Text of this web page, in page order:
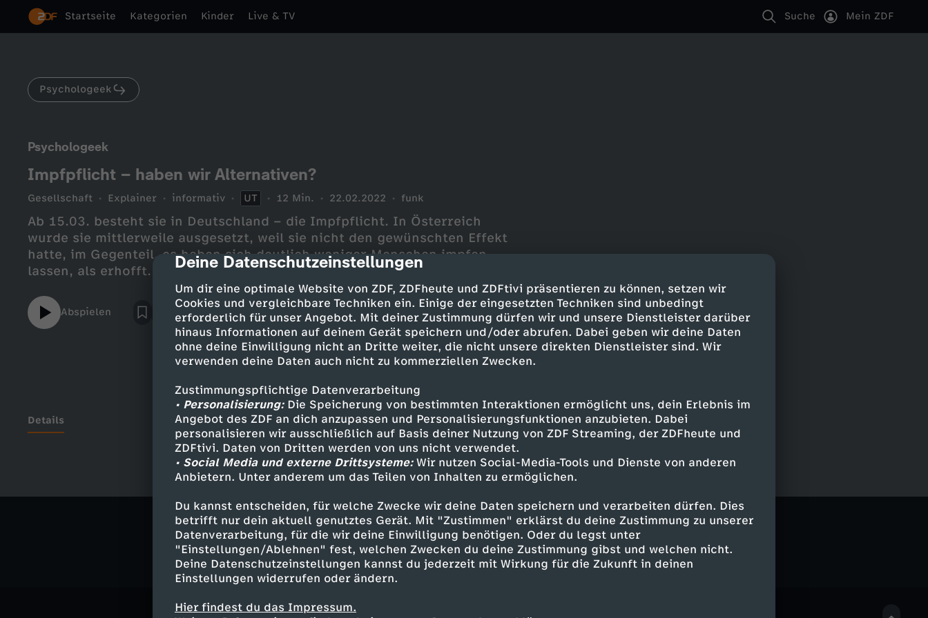
cmp-dialog-description
Deine Datenschutzeinstellungen
Um dir eine optimale Website von ZDF, ZDFheute und ZDFtivi präsentieren zu können, setzen wir
Cookies und vergleichbare Techniken ein. Einige der eingesetzten Techniken sind unbedingt
erforderlich für unser Angebot. Mit deiner Zustimmung dürfen wir und unsere Dienstleister darüber
hinaus Informationen auf deinem Gerät speichern und/oder abrufen. Dabei geben wir deine Daten
ohne deine Einwilligung nicht an Dritte weiter, die nicht unsere direkten Dienstleister sind. Wir
verwenden deine Daten auch nicht zu kommerziellen Zwecken.
Zustimmungspflichtige Datenverarbeitung
• Personalisierung:Die Speicherung von bestimmten Interaktionen ermöglicht uns, dein Erlebnis im
Angebot des ZDF an dich anzupassen und Personalisierungsfunktionen anzubieten. Dabei
personalisieren wir ausschließlich auf Basis deiner Nutzung von ZDF Streaming, der ZDFheute und
ZDFtivi. Daten von Dritten werden von uns nicht verwendet.
• Social Media und externe Drittsysteme:Wir nutzen Social-Media-Tools und Dienste von anderen
Anbietern. Unter anderem um das Teilen von Inhalten zu ermöglichen.
Du kannst entscheiden, für welche Zwecke wir deine Daten speichern und verarbeiten dürfen. Dies
betrifft nur dein aktuell genutztes Gerät. Mit "Zustimmen" erklärst du deine Zustimmung zu unserer
Datenverarbeitung, für die wir deine Einwilligung benötigen. Oder du legst unter
"Einstellungen/Ablehnen" fest, welchen Zwecken du deine Zustimmung gibst und welchen nicht.
Deine Datenschutzeinstellungen kannst du jederzeit mit Wirkung für die Zukunft in deinen
Einstellungen widerrufen oder ändern.
Hier findest du das Impressum.
Startseite Kategorien Kinder Live & TV Suche Mein ZDF
Psychologeek
Psychologeek
Impfpflicht – haben wir Alternativen?
Gesellschaft Explainer informativ UT 12 Min. 22.02.2022 funk
Ab 15.03. besteht sie in Deutschland – die Impfpflicht. In Österreich
wurde sie mittlerweile ausgesetzt, weil sie nicht den gewünschten Effekt
hatte, im Gegenteil, es haben sich deutlich weniger Menschen impfen
lassen, als erhofft. Wird die Impfpflicht also in Deutschland genauso
floppen?Pia schaut sich in ihrem neuesten Video an, welche
psychologischen Probleme mit einer (Impf-) Pflicht einhergehen und
welche Alternativen wir haben.
Abspielen
Details
Ähnliche Inhalte entdecken
Gesellschaft Explainer informativ Untertitel Psychologeek